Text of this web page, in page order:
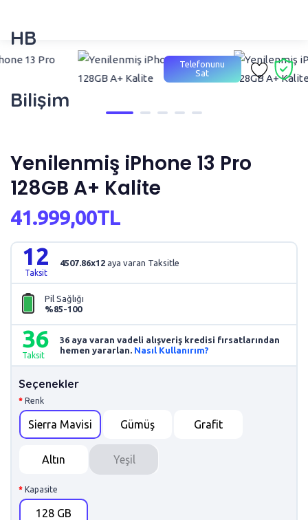
HB
Bilişim
Telefonunu
Sat
Yenilenmiş iPhone 13 Pro
128GB A+ Kalite
41.999,00TL
12
Taksit
4507.86x12 aya varan Taksitle
Pil Sağlığı
%85-100
36
Taksit
36 aya varan vadeli alışveriş kredisi fırsatlarından
hemen yararlan. Nasıl Kullanırım?
Seçenekler
Renk
Sierra Mavisi Gümüş Grafit
Altın Yeşil
Kapasite
128 GB